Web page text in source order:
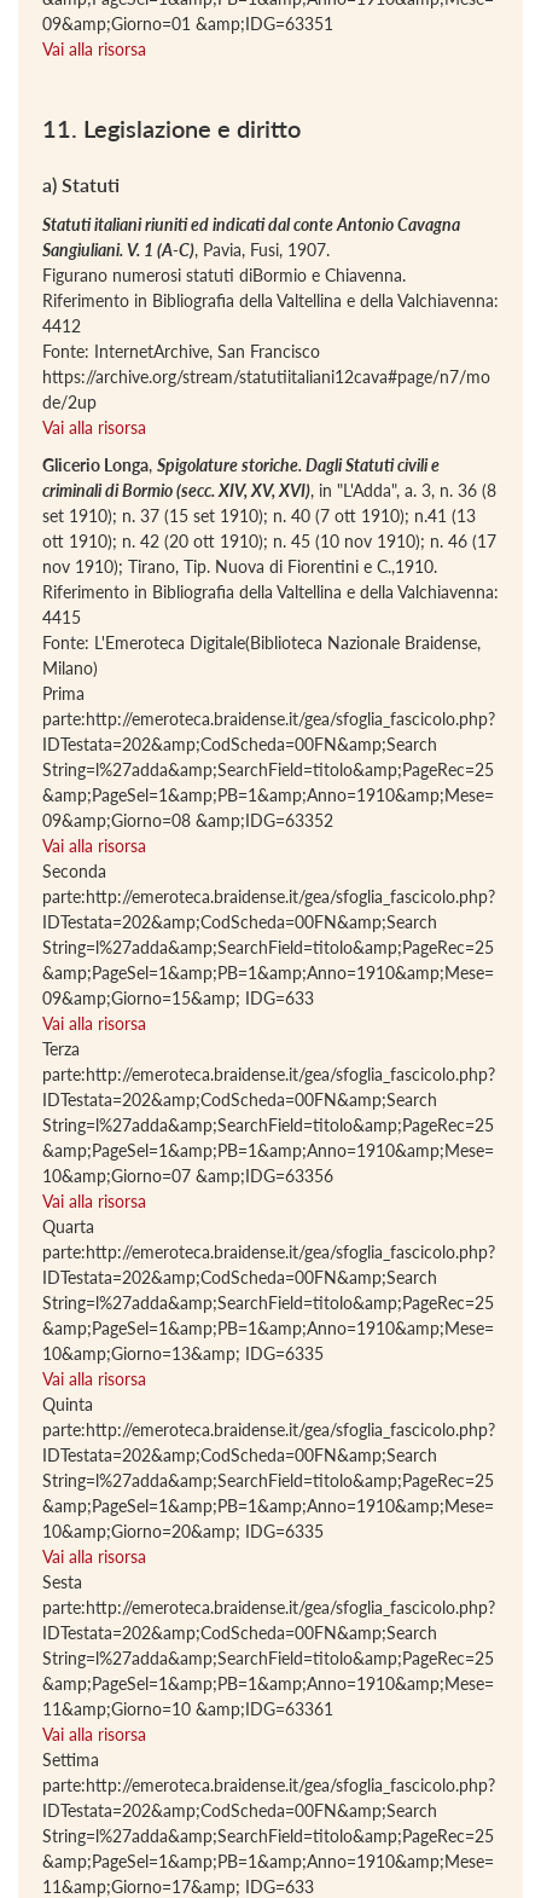
09&amp;Giorno=01 &amp;IDG=63351
Vai alla risorsa
11. Legislazione e diritto
a) Statuti
Statuti italiani riuniti ed indicati dal conte Antonio Cavagna
Sangiuliani. V. 1 (A-C), Pavia, Fusi, 1907.
Figurano numerosi statuti diBormio e Chiavenna.
Riferimento in Bibliografia della Valtellina e della Valchiavenna:
4412
Fonte: InternetArchive, San Francisco
https://archive.org/stream/statutiitaliani12cava#page/n7/mo
de/2up
Vai alla risorsa
Glicerio Longa, Spigolature storiche. Dagli Statuti civili e
criminali di Bormio (secc. XIV, XV, XVI), in "L'Adda", a. 3, n. 36 (8
set 1910); n. 37 (15 set 1910); n. 40 (7 ott 1910); n.41 (13
ott 1910); n. 42 (20 ott 1910); n. 45 (10 nov 1910); n. 46 (17
nov 1910); Tirano, Tip. Nuova di Fiorentini e C.,1910.
Riferimento in Bibliografia della Valtellina e della Valchiavenna:
4415
Fonte: L'Emeroteca Digitale(Biblioteca Nazionale Braidense,
Milano)
Prima
parte:http://emeroteca.braidense.it/gea/sfoglia_fascicolo.php?
IDTestata=202&amp;CodScheda=00FN&amp;Search
String=l%27adda&amp;SearchField=titolo&amp;PageRec=25
&amp;PageSel=1&amp;PB=1&amp;Anno=1910&amp;Mese=
09&amp;Giorno=08 &amp;IDG=63352
Vai alla risorsa
Seconda
parte:http://emeroteca.braidense.it/gea/sfoglia_fascicolo.php?
IDTestata=202&amp;CodScheda=00FN&amp;Search
String=l%27adda&amp;SearchField=titolo&amp;PageRec=25
&amp;PageSel=1&amp;PB=1&amp;Anno=1910&amp;Mese=
09&amp;Giorno=15&amp; IDG=633
Vai alla risorsa
Terza
parte:http://emeroteca.braidense.it/gea/sfoglia_fascicolo.php?
IDTestata=202&amp;CodScheda=00FN&amp;Search
String=l%27adda&amp;SearchField=titolo&amp;PageRec=25
&amp;PageSel=1&amp;PB=1&amp;Anno=1910&amp;Mese=
10&amp;Giorno=07 &amp;IDG=63356
Vai alla risorsa
Quarta
parte:http://emeroteca.braidense.it/gea/sfoglia_fascicolo.php?
IDTestata=202&amp;CodScheda=00FN&amp;Search
String=l%27adda&amp;SearchField=titolo&amp;PageRec=25
&amp;PageSel=1&amp;PB=1&amp;Anno=1910&amp;Mese=
10&amp;Giorno=13&amp; IDG=6335
Vai alla risorsa
Quinta
parte:http://emeroteca.braidense.it/gea/sfoglia_fascicolo.php?
IDTestata=202&amp;CodScheda=00FN&amp;Search
String=l%27adda&amp;SearchField=titolo&amp;PageRec=25
&amp;PageSel=1&amp;PB=1&amp;Anno=1910&amp;Mese=
10&amp;Giorno=20&amp; IDG=6335
Vai alla risorsa
Sesta
parte:http://emeroteca.braidense.it/gea/sfoglia_fascicolo.php?
IDTestata=202&amp;CodScheda=00FN&amp;Search
String=l%27adda&amp;SearchField=titolo&amp;PageRec=25
&amp;PageSel=1&amp;PB=1&amp;Anno=1910&amp;Mese=
11&amp;Giorno=10 &amp;IDG=63361
Vai alla risorsa
Settima
parte:http://emeroteca.braidense.it/gea/sfoglia_fascicolo.php?
IDTestata=202&amp;CodScheda=00FN&amp;Search
String=l%27adda&amp;SearchField=titolo&amp;PageRec=25
&amp;PageSel=1&amp;PB=1&amp;Anno=1910&amp;Mese=
11&amp;Giorno=17&amp; IDG=633